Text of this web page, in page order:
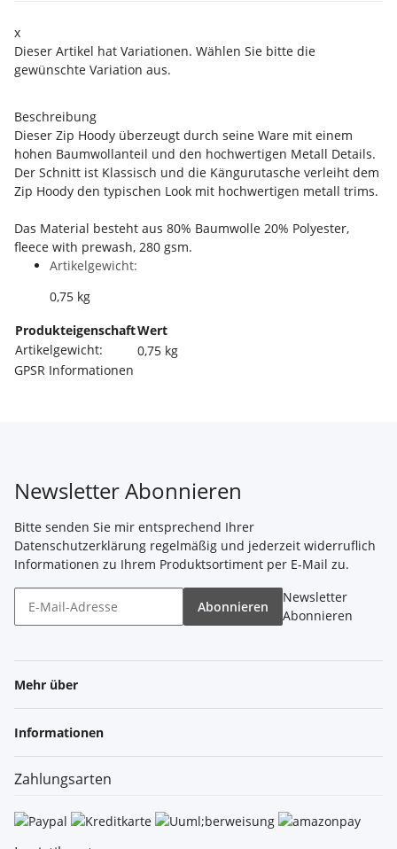
x
Dieser Artikel hat Variationen. Wählen Sie bitte die
gewünschte Variation aus.
Beschreibung
Dieser Zip Hoody überzeugt durch seine Ware mit einem
hohen Baumwollanteil und den hochwertigen Metall Details.
Der Schnitt ist Klassisch und die Kängurutasche verleiht dem
Zip Hoody den typischen Look mit hochwertigen metall trims.
Das Material besteht aus 80% Baumwolle 20% Polyester,
fleece with prewash, 280 gsm.
Artikelgewicht:
0,75 kg
ProdukteigenschaftWert
Artikelgewicht:
0,75 kg
GPSR Informationen
Newsletter Abonnieren
Bitte senden Sie mir entsprechend Ihrer
Datenschutzerklärung regelmäßig und jederzeit widerruflich
Informationen zu Ihrem Produktsortiment per E-Mail zu.
Abonnieren
Newsletter
Abonnieren
Mehr über
Informationen
Zahlungsarten